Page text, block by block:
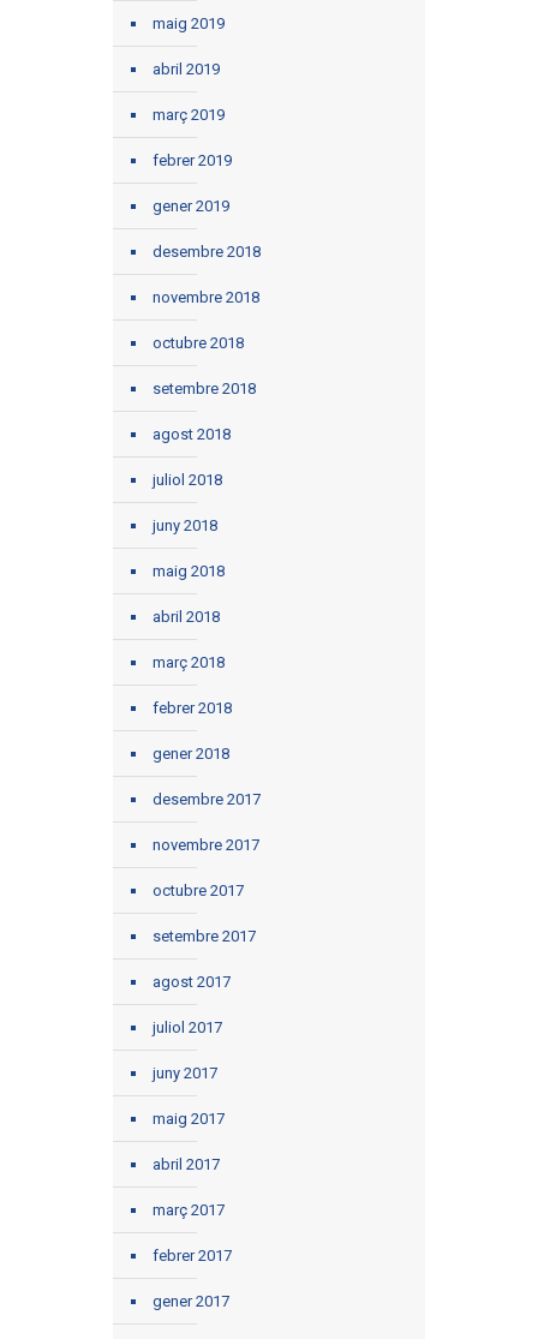
maig 2019
abril 2019
març 2019
febrer 2019
gener 2019
desembre 2018
novembre 2018
octubre 2018
setembre 2018
agost 2018
juliol 2018
juny 2018
maig 2018
abril 2018
març 2018
febrer 2018
gener 2018
desembre 2017
novembre 2017
octubre 2017
setembre 2017
agost 2017
juliol 2017
juny 2017
maig 2017
abril 2017
març 2017
febrer 2017
gener 2017